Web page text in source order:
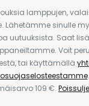
lamppujen,
sinulle
uutuuksista. Saat
Voit
tai käyttämällä
.
109 €.